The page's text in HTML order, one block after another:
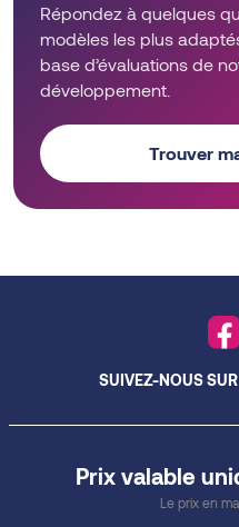
Répondez à quelques
modèles les plus
base d’évaluations de
développement.
Trouver
Prix valable
Le prix en
SUIVEZ-NOUS